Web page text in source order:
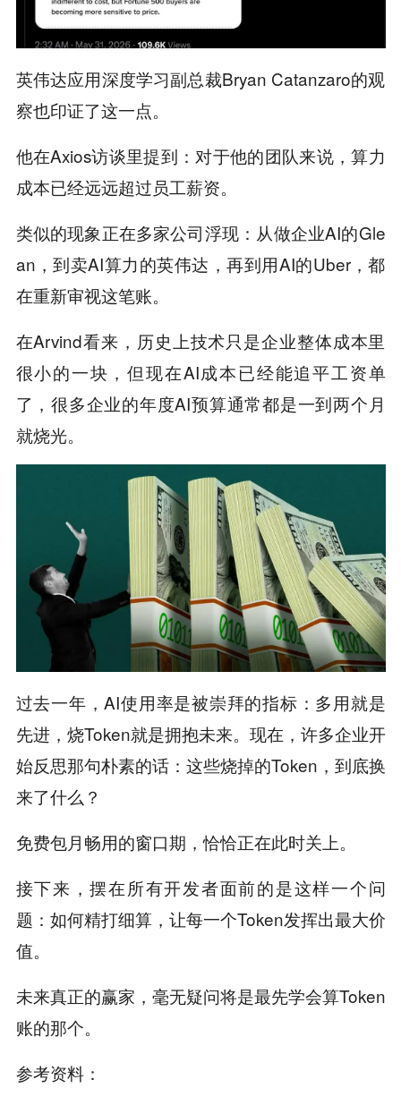
英伟达应用深度学习副总裁Bryan Catanzaro的观
察也印证了这一点。
他在Axios访谈里提到：对于他的团队来说，算力
成本已经远远超过员工薪资。
类似的现象正在多家公司浮现：从做企业AI的Gle
an，到卖AI算力的英伟达，再到用AI的Uber，都
在重新审视这笔账。
在Arvind看来，历史上技术只是企业整体成本里
很小的一块，但现在AI成本已经能追平工资单
了，很多企业的年度AI预算通常都是一到两个月
就烧光。
过去一年，AI使用率是被崇拜的指标：多用就是
先进，烧Token就是拥抱未来。现在，许多企业开
始反思那句朴素的话：这些烧掉的Token，到底换
来了什么？
免费包月畅用的窗口期，恰恰正在此时关上。
接下来，摆在所有开发者面前的是这样一个问
题：如何精打细算，让每一个Token发挥出最大价
值。
未来真正的赢家，毫无疑问将是最先学会算Token
账的那个。
参考资料：